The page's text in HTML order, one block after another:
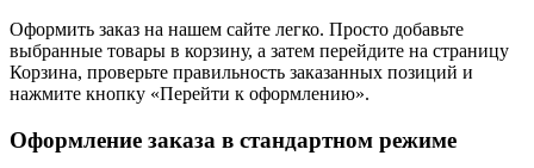
Оформить заказ на нашем сайте легко. Просто добавьте
выбранные товары в корзину, а затем перейдите на страницу
Корзина, проверьте правильность заказанных позиций и
нажмите кнопку «Перейти к оформлению».
Оформление заказа в стандартном режиме